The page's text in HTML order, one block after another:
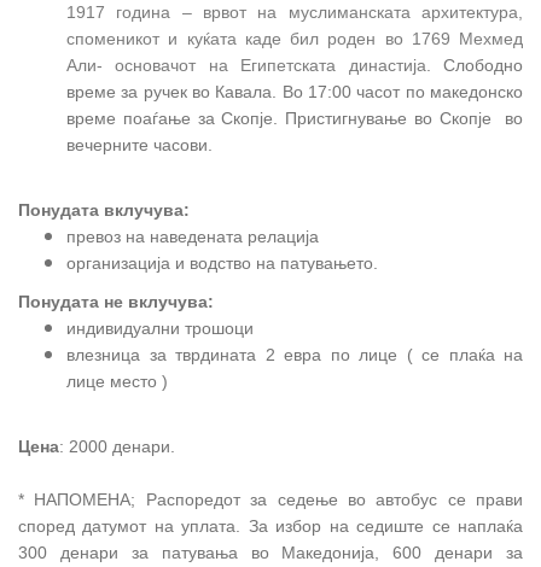
1917 година – врвот на муслиманската архитектура,
споменикот и куќата каде бил роден во 1769 Мехмед
Али- основачот на Египетската династија . Слободно
време за ручек во Кавала. Во 17:00 часот по македонско
време поаѓање за Скопје. Пристигнување во Скопје во
вечерните часови.
Понудата вклучува:
превоз на наведената релација
организација и водство на патувањето.
Понудата не вклучува:
индивидуални трошоци
влезница за тврдината 2 евра по лице ( се плаќа на
лице место )
Цена: 2000 денари.
* НАПОМЕНА; Распоредот за седење во автобус се прави
според датумот на уплата. За избор на седиште се наплаќа
300 денари за патувања во Македонија, 600 денари за